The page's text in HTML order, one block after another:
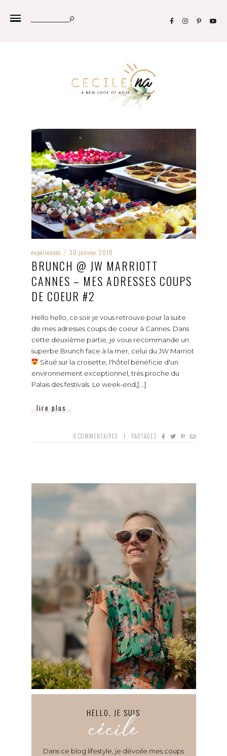
expériences / 30 janvier 2018
BRUNCH @ JW MARRIOTT
CANNES – MES ADRESSES COUPS
DE COEUR #2
Hello hello, ce soir je vous retrouve pour la suite
de mes adresses coups de coeur à Cannes. Dans
cette deuxième partie, je vous recommande un
superbe Brunch face à la mer, celui du JW Marriot
Situé sur la croisette, l'hôtel bénéficie d'un
environnement exceptionnel, très proche du
Palais des festivals. Le week-end,[...]
lire plus
0 COMMENTAIRES PARTAGEZ
HELLO, JE SUIS
cécile
Dans ce blog lifestyle, je dévoile mes coups